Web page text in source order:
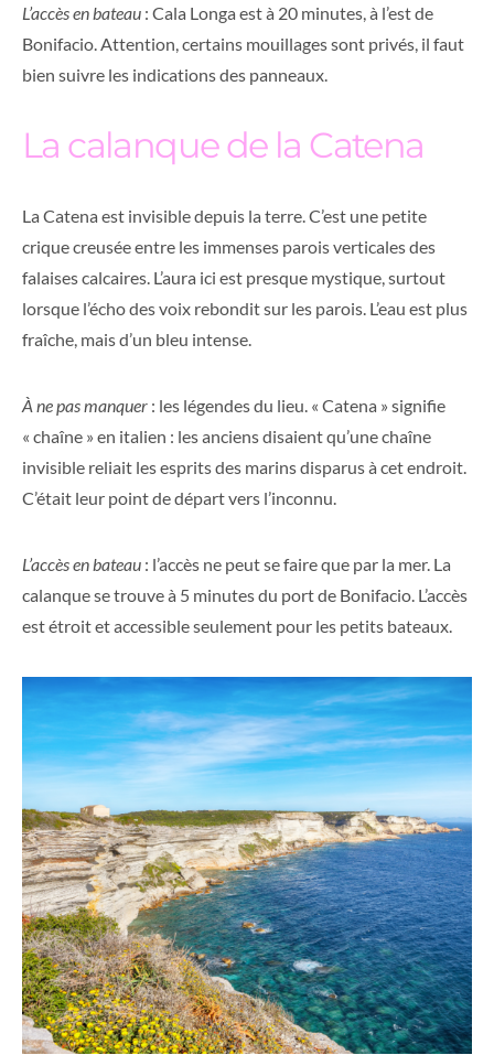
L’accès en bateau : Cala Longa est à 20 minutes, à l’est de
Bonifacio. Attention, certains mouillages sont privés, il faut
bien suivre les indications des panneaux.
La calanque de la Catena
La Catena est invisible depuis la terre. C’est une petite
crique creusée entre les immenses parois verticales des
falaises calcaires. L’aura ici est presque mystique, surtout
lorsque l’écho des voix rebondit sur les parois. L’eau est plus
fraîche, mais d’un bleu intense.
À ne pas manquer : les légendes du lieu. « Catena » signifie
« chaîne » en italien : les anciens disaient qu’une chaîne
invisible reliait les esprits des marins disparus à cet endroit.
C’était leur point de départ vers l’inconnu.
L’accès en bateau : l’accès ne peut se faire que par la mer. La
calanque se trouve à 5 minutes du port de Bonifacio. L’accès
est étroit et accessible seulement pour les petits bateaux.